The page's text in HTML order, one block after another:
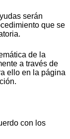
serán
que se
de la
a través de
ello en la página
con los